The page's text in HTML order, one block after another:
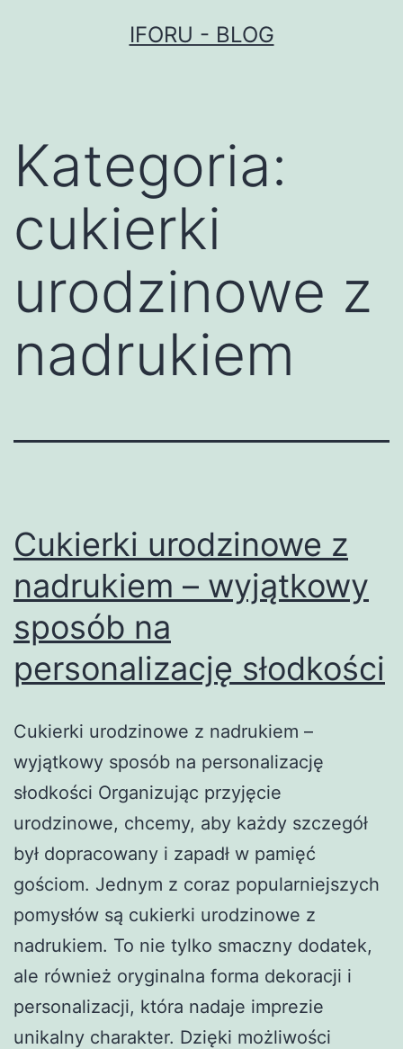
IFORU - BLOG
Kategoria:
cukierki
urodzinowe z
nadrukiem
Cukierki urodzinowe z
nadrukiem – wyjątkowy
sposób na
personalizację słodkości
Cukierki urodzinowe z nadrukiem –
wyjątkowy sposób na personalizację
słodkości Organizując przyjęcie
urodzinowe, chcemy, aby każdy szczegół
był dopracowany i zapadł w pamięć
gościom. Jednym z coraz popularniejszych
pomysłów są cukierki urodzinowe z
nadrukiem. To nie tylko smaczny dodatek,
ale również oryginalna forma dekoracji i
personalizacji, która nadaje imprezie
unikalny charakter. Dzięki możliwości